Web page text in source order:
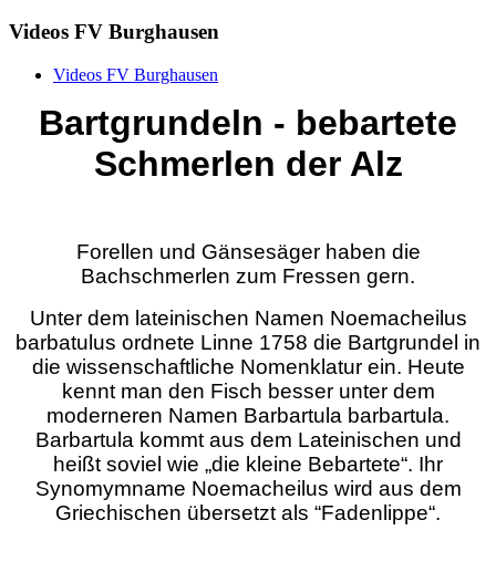
Videos FV Burghausen
Videos FV Burghausen
Bartgrundeln - bebartete
Schmerlen der Alz
Forellen und Gänsesäger haben die
Bachschmerlen zum Fressen gern.
Unter dem lateinischen Namen Noemacheilus
barbatulus ordnete Linne 1758 die Bartgrundel in
die wissenschaftliche Nomenklatur ein. Heute
kennt man den Fisch besser unter dem
moderneren Namen Barbartula barbartula.
Barbartula kommt aus dem Lateinischen und
heißt soviel wie „die kleine Bebartete“. Ihr
Synomymname Noemacheilus wird aus dem
Griechischen übersetzt als “Fadenlippe“.